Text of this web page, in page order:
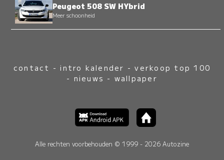
Peugeot 508 SW HYbrid
Meer schoonheid
contact -intro kalender -verkoop top 100
- nieuws - wallpaper
Alle rechten voorbehouden © 1999 - 2026 Autozine